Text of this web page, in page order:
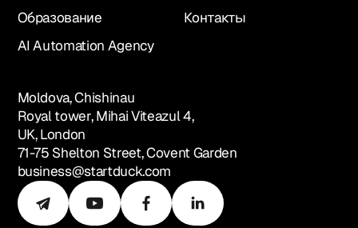
Образование
AI Automation Agency
Контакты
Moldova, Chishinau
Royal tower, Mihai Viteazul 4,
UK, London
71-75 Shelton Street, Covent Garden
business@startduck.com